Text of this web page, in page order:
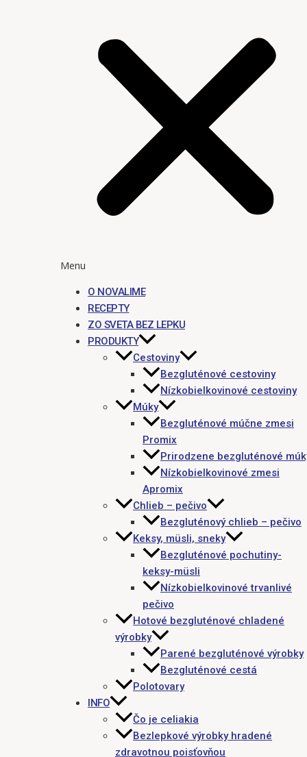
Menu
O NOVALIME
RECEPTY
ZO SVETA BEZ LEPKU
PRODUKTY
Cestoviny
Bezgluténové cestoviny
Nízkobielkovinové cestoviny
Múky
Bezgluténové múčne zmesi
Promix
Prirodzene bezgluténové
Nízkobielkovinové zmesi
Apromix
Chlieb – pečivo
Bezgluténový chlieb – pečivo
Keksy, müsli, sneky
Bezgluténové pochutiny-
keksy-müsli
Nízkobielkovinové trvanlivé
pečivo
Hotové bezgluténové chladené
výrobky
Parené bezgluténové výrobky
Bezgluténové cestá
Polotovary
INFO
Čo je celiakia
Bezlepkové výrobky hradené
zdravotnou poisťovňou